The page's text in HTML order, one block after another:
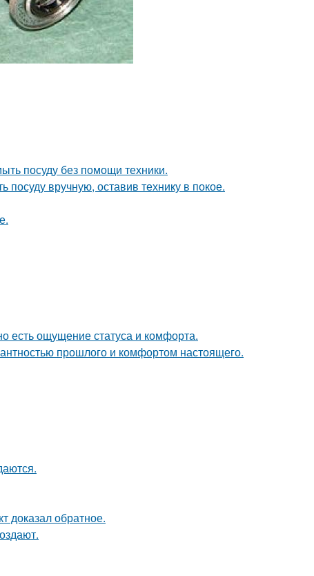
посуду без помощи техники.
вручную, оставив технику в покое.
есть ощущение статуса и комфорта.
прошлого и комфортом настоящего.
доказал обратное.